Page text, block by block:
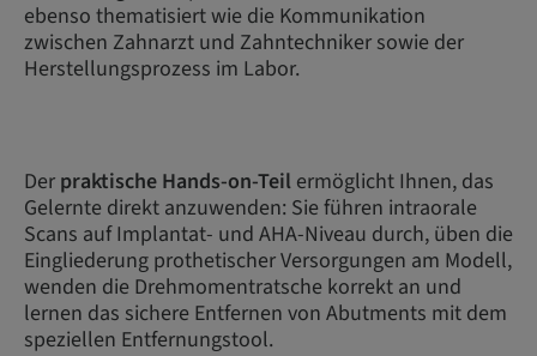
ebenso thematisiert wie die Kommunikation
zwischen Zahnarzt und Zahntechniker sowie der
Herstellungsprozess im Labor.
Der praktische Hands-on-Teil ermöglicht Ihnen, das
Gelernte direkt anzuwenden: Sie führen intraorale
Scans auf Implantat- und AHA-Niveau durch, üben die
Eingliederung prothetischer Versorgungen am Modell,
wenden die Drehmomentratsche korrekt an und
lernen das sichere Entfernen von Abutments mit dem
speziellen Entfernungstool.